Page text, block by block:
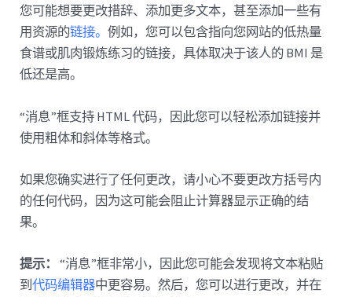
您可能想要更改措辞、添加更多文本，甚至添加一些有
用资源的链接。例如，您可以包含指向您网站的低热量
食谱或肌肉锻炼练习的链接，具体取决于该人的 BMI 是
低还是高。
“消息”框支持 HTML 代码，因此您可以轻松添加链接并
使用粗体和斜体等格式。
如果您确实进行了任何更改，请小心不要更改方括号内
的任何代码，因为这可能会阻止计算器显示正确的结
果。
提示：
“消息”框非常小，因此您可能会发现将文本粘贴
到代码编辑器中更容易。然后，您可以进行更改，并在